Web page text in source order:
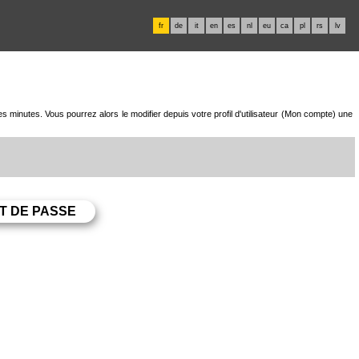
fr de it en es nl eu ca pl rs lv
Vous pourrez alors le modifier depuis votre profil d'utilisateur (Mon compte) une